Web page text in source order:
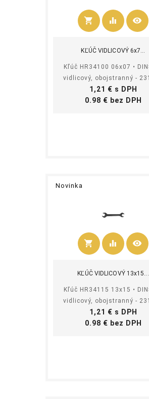
shopping_cart
Kúpiť
equalizer visibility
KĽÚČ VIDLICOVÝ 6x7...
Kľúč HR34100 06x07 •
vidlicový, obojstranný -
Cena
1,21 € s DPH
0.98 € bez DPH
Novinka
shopping_cart
Kúpiť
equalizer visibility
KĽÚČ VIDLICOVÝ 13x15...
Kľúč HR34115 13x15 •
vidlicový, obojstranný -
Cena
1,21 € s DPH
0.98 € bez DPH